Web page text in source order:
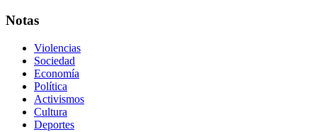
Notas
Violencias
Sociedad
Economía
Política
Activismos
Cultura
Deportes